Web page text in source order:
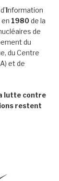
Information
1980de la
de
du
du Centre
et de
lutte contre
restent